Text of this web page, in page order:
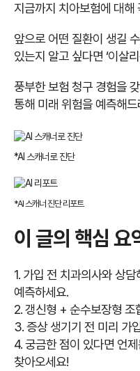
지금까지 치아보험에 대해
앞으로 어떤 질환이 생길
있는지 알고 싶다면 ‘이살
풍부한 보험 청구 경험을
통해 미래 위험을 예측해드
*AI 스캐너로 진단
*AI 스캐너 진단 리포트
이 글의 핵심 요
1. 가입 전 치과의사와 상
예측하세요.
2. 갱신형 + 순수보장형 조
3. 증상 생기기 전 미리 가
4. 궁금한 점이 있다면 언
찾아오세요!